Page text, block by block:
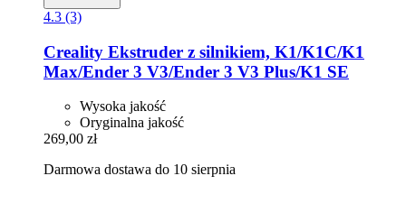
4.3 (3)
Creality Ekstruder z silnikiem, K1/K1C/K1
Max/Ender 3 V3/Ender 3 V3 Plus/K1 SE
Wysoka jakość
Oryginalna jakość
269,00 zł
Darmowa dostawa do 10 sierpnia